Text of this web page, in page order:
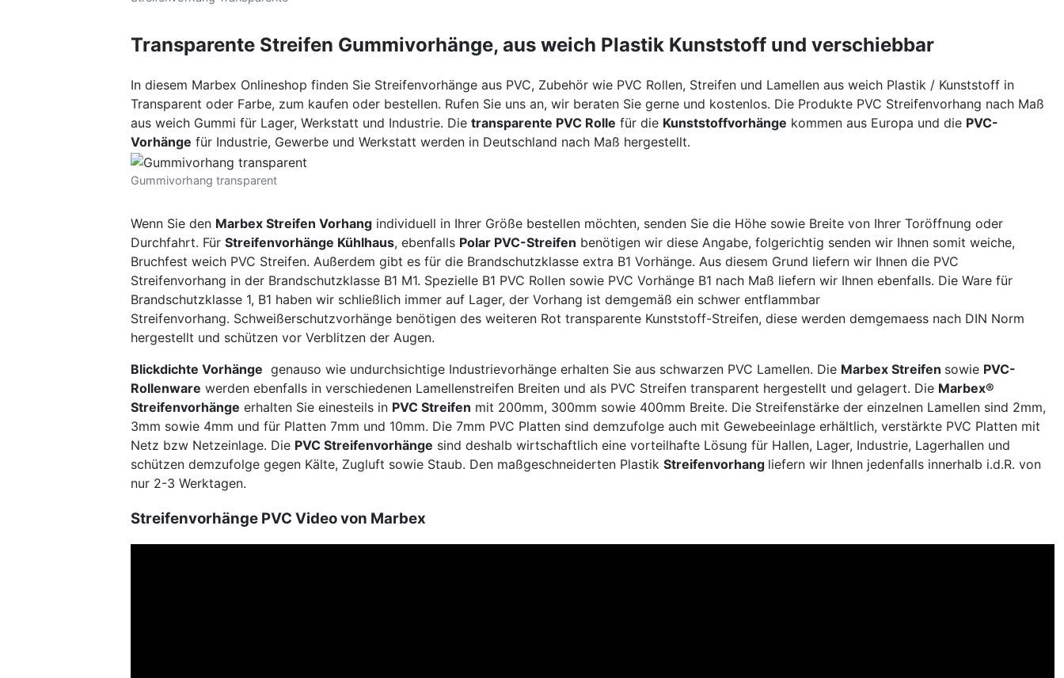
Transparente Streifen Gummivorhänge, aus weich Plastik Kunststoff und verschiebbar
In diesem Marbex Onlineshop finden Sie Streifenvorhänge aus PVC, Zubehör wie PVC Rollen, Streifen und Lamellen aus weich Plastik / Kunststoff in
Transparent oder Farbe, zum kaufen oder bestellen. Rufen Sie uns an, wir beraten Sie gerne und kostenlos. Die Produkte PVC Streifenvorhang nach Maß
aus weich Gummi für Lager, Werkstatt und Industrie. Die transparente PVC Rolle für die Kunststoffvorhänge kommen aus Europa und die PVC-
Vorhänge für Industrie, Gewerbe und Werkstatt werden in Deutschland nach Maß hergestellt.
Gummivorhang transparent
Wenn Sie den Marbex Streifen Vorhang individuell in Ihrer Größe bestellen möchten, senden Sie die Höhe sowie Breite von Ihrer Toröffnung oder
Durchfahrt. Für Streifenvorhänge Kühlhaus, ebenfalls Polar PVC-Streifen benötigen wir diese Angabe, folgerichtig senden wir Ihnen somit weiche,
Bruchfest weich PVC Streifen. Außerdem gibt es für die Brandschutzklasse extra B1 Vorhänge. Aus diesem Grund liefern wir Ihnen die PVC
Streifenvorhang in der Brandschutzklasse B1 M1. Spezielle B1 PVC Rollen sowie PVC Vorhänge B1 nach Maß liefern wir Ihnen ebenfalls. Die Ware für
Brandschutzklasse 1, B1 haben wir schließlich immer auf Lager, der Vorhang ist demgemäß ein schwer entflammbar
Streifenvorhang. Schweißerschutzvorhänge benötigen des weiteren Rot transparente Kunststoff-Streifen, diese werden demgemaess nach DIN Norm
hergestellt und schützen vor Verblitzen der Augen.
Blickdichte Vorhänge genauso wie undurchsichtige Industrievorhänge erhalten Sie aus schwarzen PVC Lamellen. Die Marbex Streifen sowie PVC-
Rollenware werden ebenfalls in verschiedenen Lamellenstreifen Breiten und als PVC Streifen transparent hergestellt und gelagert. Die Marbex®
Streifenvorhänge erhalten Sie einesteils in PVC Streifen mit 200mm, 300mm sowie 400mm Breite. Die Streifenstärke der einzelnen Lamellen sind 2mm,
3mm sowie 4mm und für Platten 7mm und 10mm. Die 7mm PVC Platten sind demzufolge auch mit Gewebeeinlage erhältlich, verstärkte PVC Platten mit
Netz bzw Netzeinlage. Die PVC Streifenvorhänge sind deshalb wirtschaftlich eine vorteilhafte Lösung für Hallen, Lager, Industrie, Lagerhallen und
schützen demzufolge gegen Kälte, Zugluft sowie Staub. Den maßgeschneiderten Plastik Streifenvorhang liefern wir Ihnen jedenfalls innerhalb i.d.R. von
nur 2-3 Werktagen.
Streifenvorhänge PVC Video von Marbex